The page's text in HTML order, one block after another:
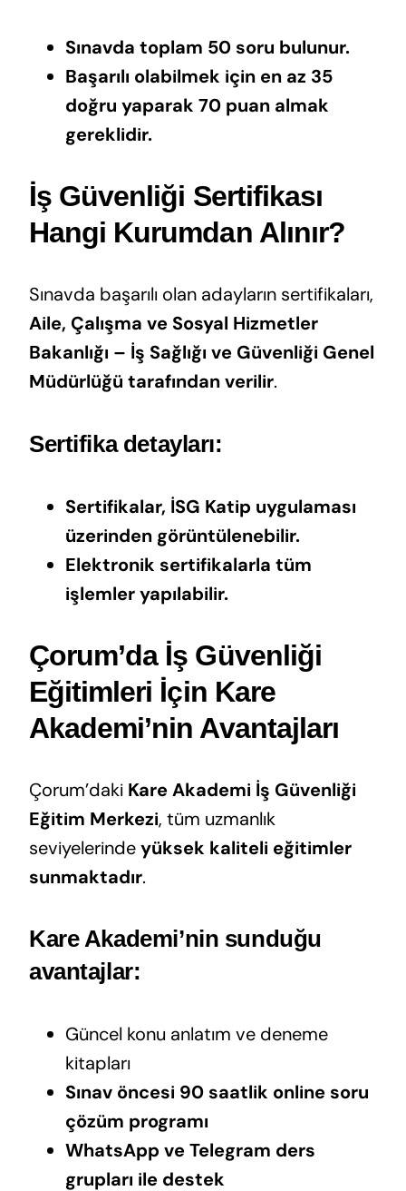
Sınavda toplam 50 soru bulunur.
Başarılı olabilmek için en az 35
doğru yaparak 70 puan almak
gereklidir.
İş Güvenliği Sertifikası
Hangi Kurumdan Alınır?
Sınavda başarılı olan adayların sertifikaları,
Aile, Çalışma ve Sosyal Hizmetler
Bakanlığı – İş Sağlığı ve Güvenliği Genel
Müdürlüğü tarafından verilir.
Sertifika detayları:
Sertifikalar, İSG Katip uygulaması
üzerinden görüntülenebilir.
Elektronik sertifikalarla tüm
işlemler yapılabilir.
Çorum’da İş Güvenliği
Eğitimleri İçin Kare
Akademi’nin Avantajları
Çorum’daki Kare Akademi İş Güvenliği
Eğitim Merkezi, tüm uzmanlık
seviyelerindeyüksek kaliteli eğitimler
sunmaktadır.
Kare Akademi’nin sunduğu
avantajlar:
Güncel konu anlatım ve deneme
kitapları
Sınav öncesi 90 saatlik online soru
çözüm programı
WhatsApp ve Telegram ders
grupları ile destek